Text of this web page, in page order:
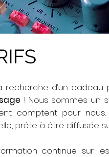
d’un
! Nous sommes un
comptent pour
prête à être diffusée
continue sur